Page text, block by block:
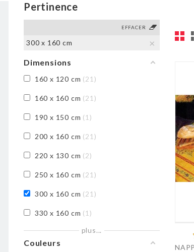
Pertinence
EFFACER
300 x 160 cm
Dimensions
160 x 120 cm 21
160 x 160 cm 21
190 x 150 cm 1
200 x 160 cm 21
220 x 130 cm 2
250 x 160 cm 21
300 x 160 cm 21
330 x 160 cm 1
350 x 160 cm 21
plus...
Couleurs